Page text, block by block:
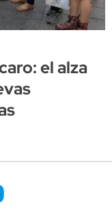
el alza